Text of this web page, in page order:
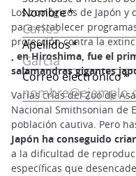
Los zoológicos de Japón
para establecer
protección contra la
, en Hiroshima, fue el
salamandras gigantes
Varias crías del Zoo de
Nacional Smithsonian de
población cautiva. Pero
Japón ha conseguido
a la dificultad de
específicas que